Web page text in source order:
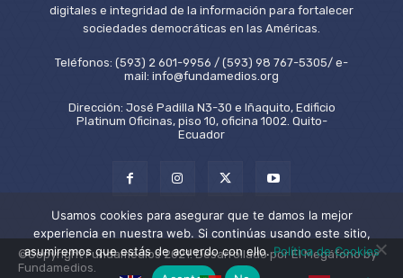
digitales e integridad de la información para fortalecer
sociedades democráticas en las Américas.
Teléfonos: (593) 2 601-9956 / (593) 98 767-5305/ e-
mail: info@fundamedios.org
Dirección: José Padilla N3-30 e Iñaquito, Edificio
Platinum Oficinas, piso 10, oficina 1002. Quito-
Ecuador
©Copyright Fundamedios 2021. Desarrollado por El Megáfono by
Fundamedios.
Usamos cookies para asegurar que te damos la mejor
experiencia en nuestra web. Si continúas usando este sitio,
asumiremos que estás de acuerdo con ello.Política de Cookies